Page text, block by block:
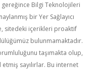
gereğince Bilgi Teknolojileri
bir Yer Sağlayıcı
sitedeki içerikleri proaktif
bulunmamaktadır.
taşımakta olup,
sayılırlar. Bu internet